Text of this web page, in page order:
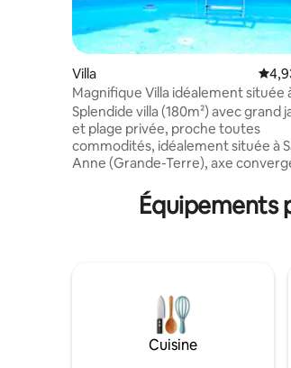
Villa
Magnifique Villa idéalement située
Sainte-Anne
Splendide villa (180m²) avec grand
et plage privée, proche toutes
commodités, idéalement située à
Anne (Grande-Terre), axe
(marché, village artisanal, gare
Kytesurf). Parfaite pour séjour
calme totalement adaptée au plaisir
jeunes enfants comme des plus
Équipements
Cuisine